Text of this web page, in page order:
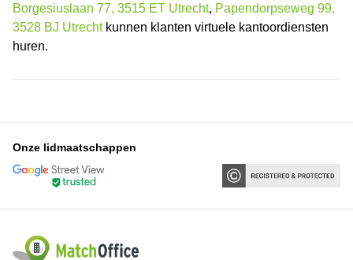
Borgesiuslaan 77, 3515 ET Utrecht, Papendorpseweg 99,
3528 BJ Utrechtkunnen klanten virtuele kantoordiensten
huren.
Onze lidmaatschappen